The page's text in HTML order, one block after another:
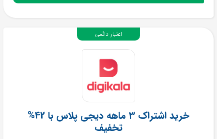
خرید اشتراک 3 ماهه دیجی پلاس با 42%
تخفیف
اعتبار دائمی